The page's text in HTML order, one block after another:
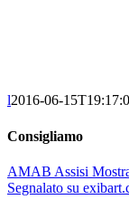
l2016-06-
Consigliamo
AMAB Assisi
Segnalato su